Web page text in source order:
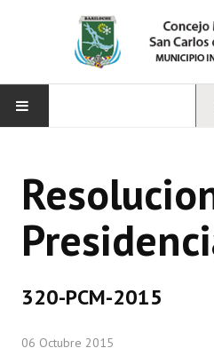
CONCEJO
Bloques Políticos
Comisiones Permanentes
Comisiones Especiales
320-PCM-2015
06 Octubre 2015